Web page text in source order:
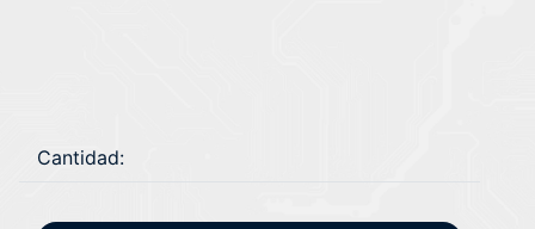
Cantidad: